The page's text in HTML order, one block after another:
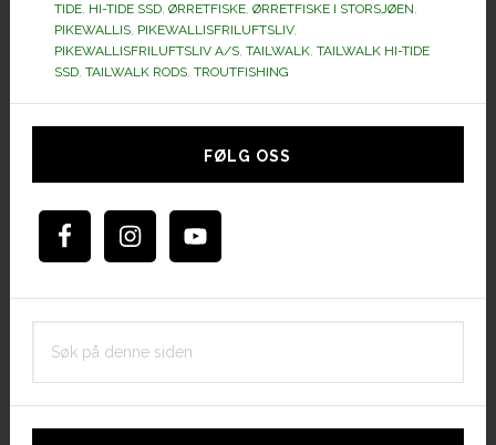
TIDE, HI-TIDE SSD, ØRRETFISKE, ØRRETFISKE I STORSJØEN,
PIKEWALLIS, PIKEWALLISFRILUFTSLIV,
PIKEWALLISFRILUFTSLIV A/S, TAILWALK, TAILWALK HI-TIDE
SSD, TAILWALK RODS, TROUTFISHING
Hoved
FØLG OSS